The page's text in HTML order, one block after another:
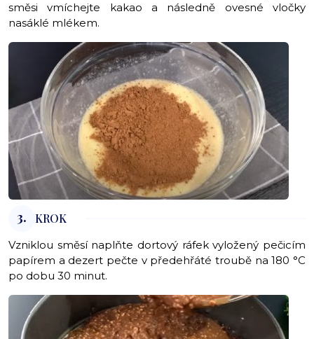
směsi vmíchejte kakao a následně ovesné vločky
nasáklé mlékem.
3. KROK
Vzniklou směsí naplňte dortový ráfek vyložený pečicím
papírem a dezert pečte v předehřáté troubě na 180 °C
po dobu 30 minut.